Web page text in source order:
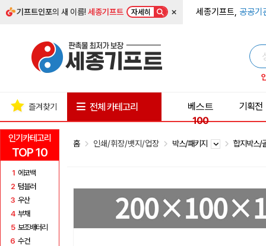
기프트인포의 새 이름!세종기프트 자세히 × 세종기프트, 공공기
인기카테고리
TOP 10
1 에코백
2 텀블러
3 우산
4 부채
5 보조배터리
6 수건
즐겨찾기 전체 카테고리
베스트
100
기획전
홈 인쇄/휘장/뱃지/업장 박스/패키지 합지박스/